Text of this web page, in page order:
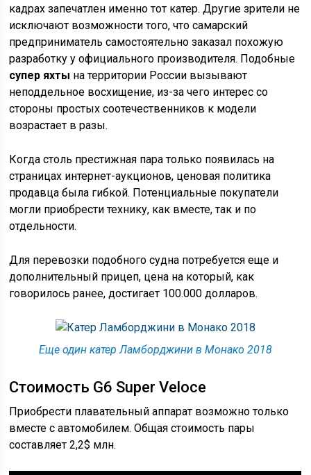
кадрах запечатлен именно тот катер. Другие зрители не
исключают возможности того, что самарский
предприниматель самостоятельно заказал похожую
разработку у официального производителя. Подобные
супер яхты на территории России вызывают
неподдельное восхищение, из-за чего интерес со
стороны простых соотечественников к модели
возрастает в разы.
Когда столь престижная пара только появилась на
страницах интернет-аукционов, ценовая политика
продавца была гибкой. Потенциальные покупатели
могли приобрести технику, как вместе, так и по
отдельности.
Для перевозки подобного судна потребуется еще и
дополнительный прицеп, цена на который, как
говорилось ранее, достигает 100.000 долларов.
Еще один катер Ламборджини в Монако 2018
Стоимость G6 Super Veloce
Приобрести плавательный аппарат возможно только
вместе с автомобилем. Общая стоимость пары
составляет 2,2$ млн.